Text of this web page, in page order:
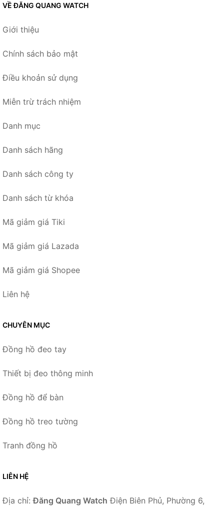
VỀ ĐĂNG QUANG WATCH
Giới thiệu
Chính sách bảo mật
Điều khoản sử dụng
Miễn trừ trách nhiệm
Danh mục
Danh sách hãng
Danh sách công ty
Danh sách từ khóa
Mã giảm giá Tiki
Mã giảm giá Lazada
Mã giảm giá Shopee
Liên hệ
CHUYÊN MỤC
Đồng hồ đeo tay
Thiết bị đeo thông minh
Đồng hồ để bàn
Đồng hồ treo tường
Tranh đồng hồ
LIÊN HỆ
Địa chỉ:Đăng Quang Watch Điện Biên Phủ, Phường 6,